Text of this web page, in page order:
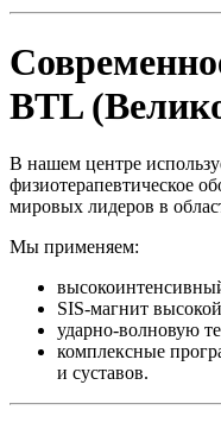
BTL
В нашем центре
физиотерапевтическое
мировых лидеров в
Мы применяем:
SIS-магнит
ударно-волновую
комплексные
и суставов.